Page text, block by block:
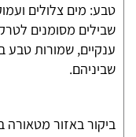
טבע: מים צלולים
שבילים מסומנים
ענקיים, שמורות טבע
שביניהם.
ביקור באזור